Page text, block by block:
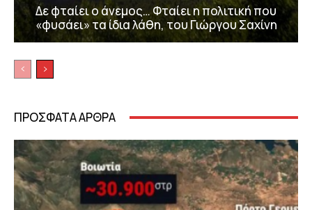
Δε φταίει ο άνεμος… Φταίει η πολιτική που
«φυσάει» τα ίδια λάθη, του Γιώργου Σαχίνη
ΠΡΟΣΦΑΤΑ ΑΡΘΡΑ